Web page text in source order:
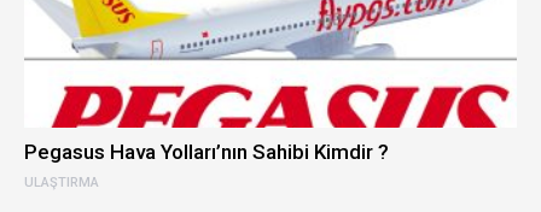
ULAŞTIRMA
Pegasus Hava Yolları’nın Sahibi Kimdir ?